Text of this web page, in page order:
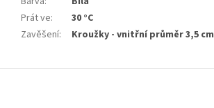
Prát ve:
30 °C
Zavěšení: Kroužky - vnitřní průměr 3,5 cm